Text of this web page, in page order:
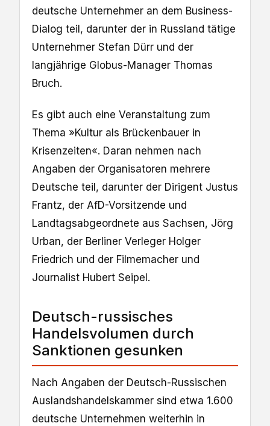
deutsche Unternehmer an dem Business-
Dialog teil, darunter der in Russland tätige
Unternehmer Stefan Dürr und der
langjährige Globus-Manager Thomas
Bruch.
Es gibt auch eine Veranstaltung zum
Thema »Kultur als Brückenbauer in
Krisenzeiten«. Daran nehmen nach
Angaben der Organisatoren mehrere
Deutsche teil, darunter der Dirigent Justus
Frantz, der AfD-Vorsitzende und
Landtagsabgeordnete aus Sachsen, Jörg
Urban, der Berliner Verleger Holger
Friedrich und der Filmemacher und
Journalist Hubert Seipel.
Deutsch-russisches
Handelsvolumen durch
Sanktionen gesunken
Nach Angaben der Deutsch-Russischen
Auslandshandelskammer sind etwa 1.600
deutsche Unternehmen weiterhin in